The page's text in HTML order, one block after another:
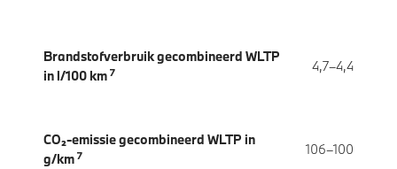
Brandstofverbruik gecombineerd WLTP
in l/100 km 7 4,7–4,4
CO₂-emissie gecombineerd WLTP in
g/km 7 106–100